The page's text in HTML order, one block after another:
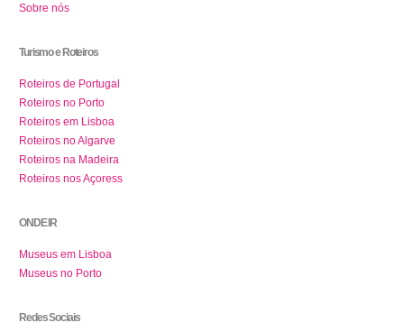
Sobre nós
Turismo e Roteiros
Roteiros de Portugal
Roteiros no Porto
Roteiros em Lisboa
Roteiros no Algarve
Roteiros na Madeira
Roteiros nos Açoress
ONDE IR
Museus em Lisboa
Museus no Porto
Redes Sociais